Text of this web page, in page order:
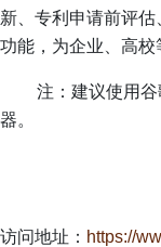
新、专利申请前评
功能，为企业、高校
注：建议使用
器。
访问地址： https://